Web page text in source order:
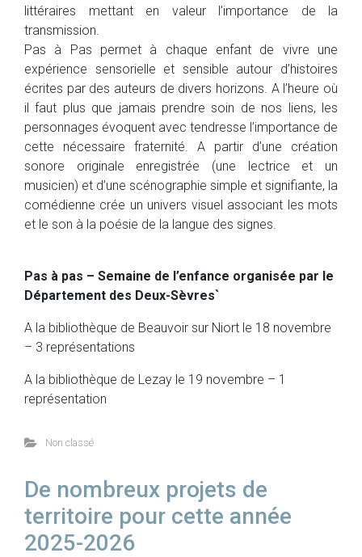
littéraires mettant en valeur l’importance de la
transmission.
Pas à Pas permet à chaque enfant de vivre une
expérience sensorielle et sensible autour d’histoires
écrites par des auteurs de divers horizons. A l’heure où
il faut plus que jamais prendre soin de nos liens, les
personnages évoquent avec tendresse l’importance de
cette nécessaire fraternité. A partir d’une création
sonore originale enregistrée (une lectrice et un
musicien) et d’une scénographie simple et signifiante, la
comédienne crée un univers visuel associant les mots
et le son à la poésie de la langue des signes.
Pas à pas – Semaine de l’enfance organisée par le
Département des Deux-Sèvres`
A la bibliothèque de Beauvoir sur Niort le 18 novembre
– 3 représentations
A la bibliothèque de Lezay le 19 novembre – 1
représentation
Non classé
De nombreux projets de
territoire pour cette année
2025-2026